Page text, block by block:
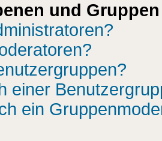
und Gruppen
einer
ein